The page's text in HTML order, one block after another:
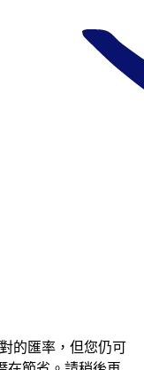
的匯率，但您仍可